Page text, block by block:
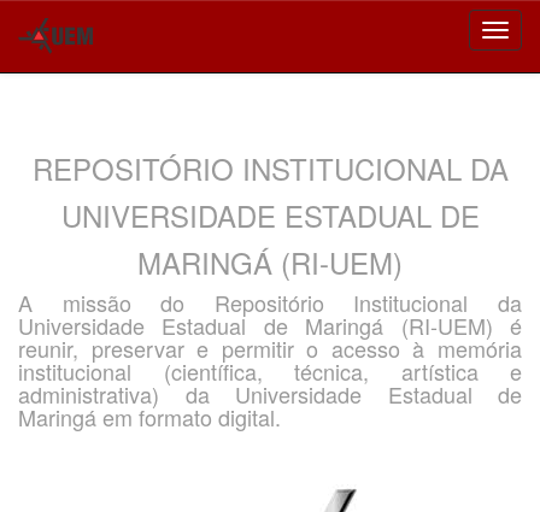
REPOSITÓRIO INSTITUCIONAL DA
UNIVERSIDADE ESTADUAL DE
MARINGÁ (RI-UEM)
A missão do Repositório Institucional da
Universidade Estadual de Maringá (RI-UEM) é
reunir, preservar e permitir o acesso à memória
institucional (científica, técnica, artística e
administrativa) da Universidade Estadual de
Maringá em formato digital.